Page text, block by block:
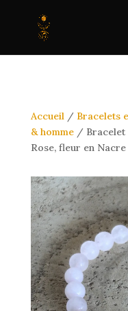
Accueil/ Bracelets
& homme/ Bracelet
Rose, fleur en Nacre